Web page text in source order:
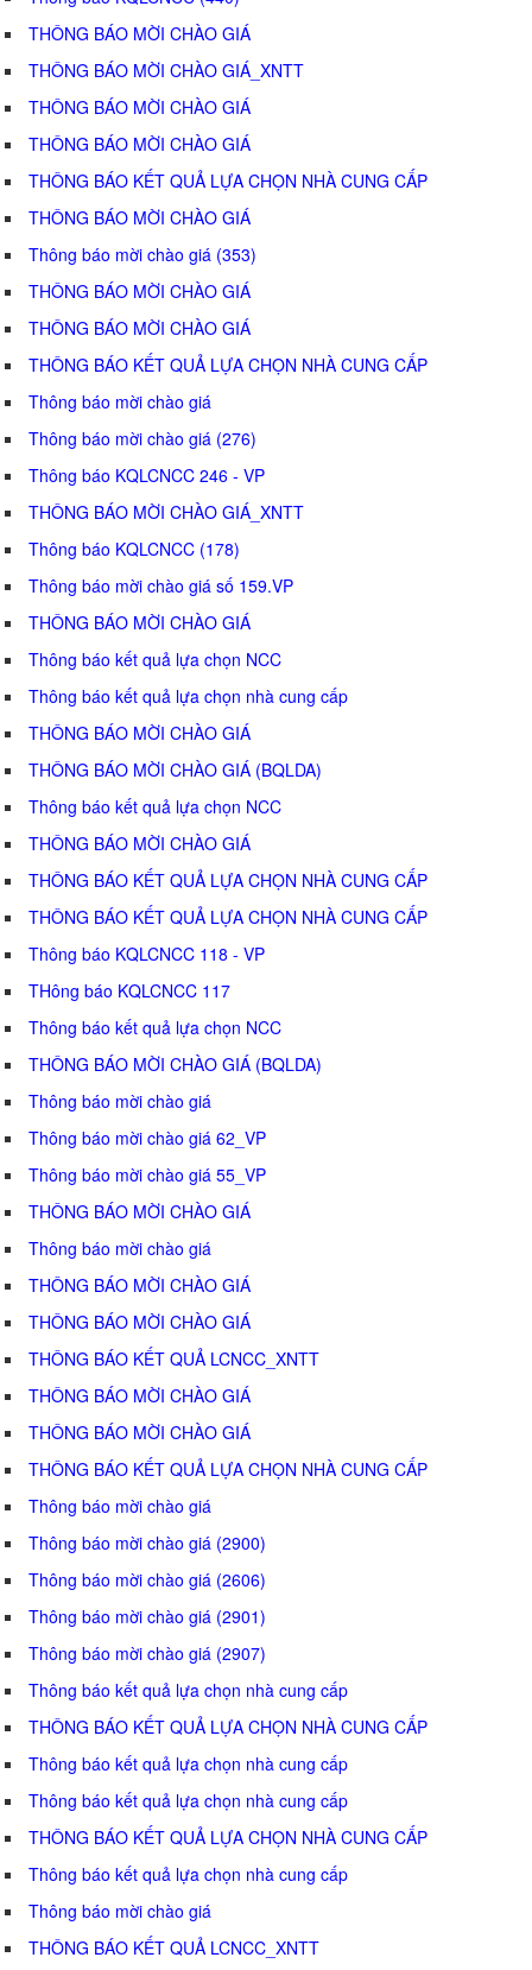
THÔNG BÁO MỜI CHÀO GIÁ
THÔNG BÁO MỜI CHÀO GIÁ_XNTT
THÔNG BÁO MỜI CHÀO GIÁ
THÔNG BÁO MỜI CHÀO GIÁ
THÔNG BÁO KẾT QUẢ LỰA CHỌN NHÀ CUNG CẤP
THÔNG BÁO MỜI CHÀO GIÁ
Thông báo mời chào giá (353)
THÔNG BÁO MỜI CHÀO GIÁ
THÔNG BÁO MỜI CHÀO GIÁ
THÔNG BÁO KẾT QUẢ LỰA CHỌN NHÀ CUNG CẤP
Thông báo mời chào giá
Thông báo mời chào giá (276)
Thông báo KQLCNCC 246 - VP
THÔNG BÁO MỜI CHÀO GIÁ_XNTT
Thông báo KQLCNCC (178)
Thông báo mời chào giá số 159.VP
THÔNG BÁO MỜI CHÀO GIÁ
Thông báo kết quả lựa chọn NCC
Thông báo kết quả lựa chọn nhà cung cấp
THÔNG BÁO MỜI CHÀO GIÁ
THÔNG BÁO MỜI CHÀO GIÁ (BQLDA)
Thông báo kết quả lựa chọn NCC
THÔNG BÁO MỜI CHÀO GIÁ
THÔNG BÁO KẾT QUẢ LỰA CHỌN NHÀ CUNG CẤP
THÔNG BÁO KẾT QUẢ LỰA CHỌN NHÀ CUNG CẤP
Thông báo KQLCNCC 118 - VP
THông báo KQLCNCC 117
Thông báo kết quả lựa chọn NCC
THÔNG BÁO MỜI CHÀO GIÁ (BQLDA)
Thông báo mời chào giá
Thông báo mời chào giá 62_VP
Thông báo mời chào giá 55_VP
THÔNG BÁO MỜI CHÀO GIÁ
Thông báo mời chào giá
THÔNG BÁO MỜI CHÀO GIÁ
THÔNG BÁO MỜI CHÀO GIÁ
THÔNG BÁO KẾT QUẢ LCNCC_XNTT
THÔNG BÁO MỜI CHÀO GIÁ
THÔNG BÁO MỜI CHÀO GIÁ
THÔNG BÁO KẾT QUẢ LỰA CHỌN NHÀ CUNG CẤP
Thông báo mời chào giá
Thông báo mời chào giá (2900)
Thông báo mời chào giá (2606)
Thông báo mời chào giá (2901)
Thông báo mời chào giá (2907)
Thông báo kết quả lựa chọn nhà cung cấp
THÔNG BÁO KẾT QUẢ LỰA CHỌN NHÀ CUNG CẤP
Thông báo kết quả lựa chọn nhà cung cấp
Thông báo kết quả lựa chọn nhà cung cấp
THÔNG BÁO KẾT QUẢ LỰA CHỌN NHÀ CUNG CẤP
Thông báo kết quả lựa chọn nhà cung cấp
Thông báo mời chào giá
THÔNG BÁO KẾT QUẢ LCNCC_XNTT